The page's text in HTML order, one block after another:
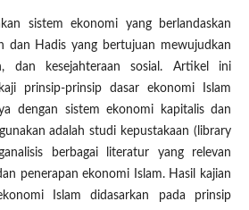
sistem ekonomi yang berlandaskan
dan Hadis yang bertujuan mewujudkan
dan kesejahteraan sosial. Artikel ini
prinsip-prinsip dasar ekonomi Islam
dengan sistem ekonomi kapitalis dan
adalah studi kepustakaan (library
berbagai literatur yang relevan
penerapan ekonomi Islam. Hasil kajian
Islam didasarkan pada prinsip